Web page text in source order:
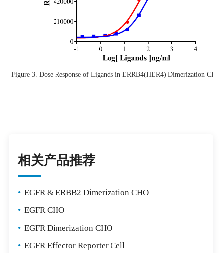
Figure 3. Dose Response of Ligands in ERRB4(HER4) Dimerization
相关产品推荐
• EGFR & ERBB2 Dimerization CHO
• EGFR CHO
• EGFR Dimerization CHO
• EGFR Effector Reporter Cell